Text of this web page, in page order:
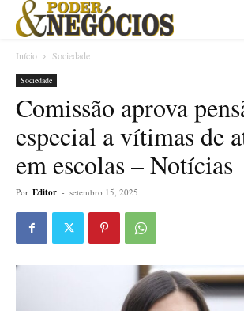
Início Sociedade
Sociedade
Comissão aprova
especial a vítimas de
em escolas – Notícias
Por Editor - setembro 15, 2025